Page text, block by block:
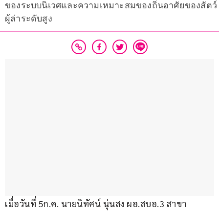
ของระบบนิเวศและความเหมาะสมของถิ่นอาศัยของสัตว์
ผู้ล่าระดับสูง
เมื่อวันที่ 5ก.ค. นายนิทัศน์ นุ่นสง ผอ.สบอ.3 สาขา